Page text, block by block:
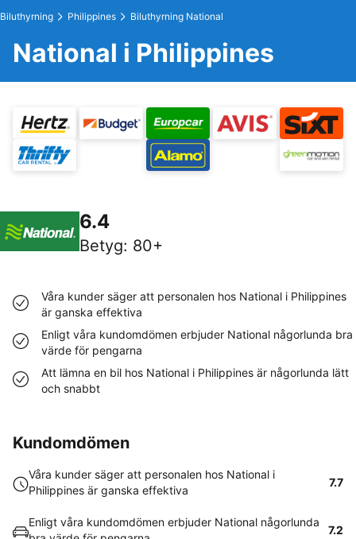
Biluthyrning Philippines Biluthyrning National
National i Philippines
6.4
Betyg: 80+
Våra kunder säger att personalen hos National i Philippines
är ganska effektiva
Enligt våra kundomdömen erbjuder National någorlunda bra
värde för pengarna
Att lämna en bil hos National i Philippines är någorlunda lätt
och snabbt
Kundomdömen
Våra kunder säger att personalen hos National i
Philippines är ganska effektiva
7.7
Enligt våra kundomdömen erbjuder National någorlunda
7.2